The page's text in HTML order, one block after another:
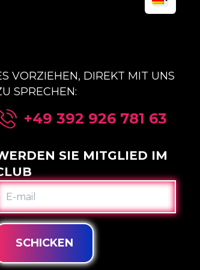
VORZIEHEN, DIREKT MIT UNS
SPRECHEN:
+49 392 926 781 63
SIE MITGLIED IM
MAIL
SCHICKEN